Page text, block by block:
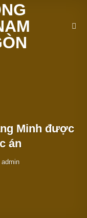
Minh được
án
admin